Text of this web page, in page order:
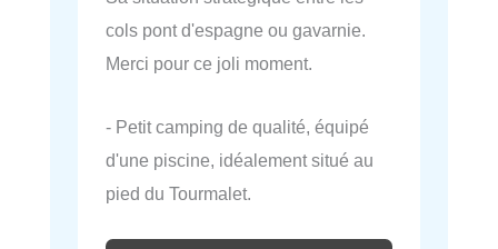
cols pont d'espagne ou gavarnie.
Merci pour ce joli moment.
- Petit camping de qualité, équipé
d'une piscine, idéalement situé au
pied du Tourmalet.